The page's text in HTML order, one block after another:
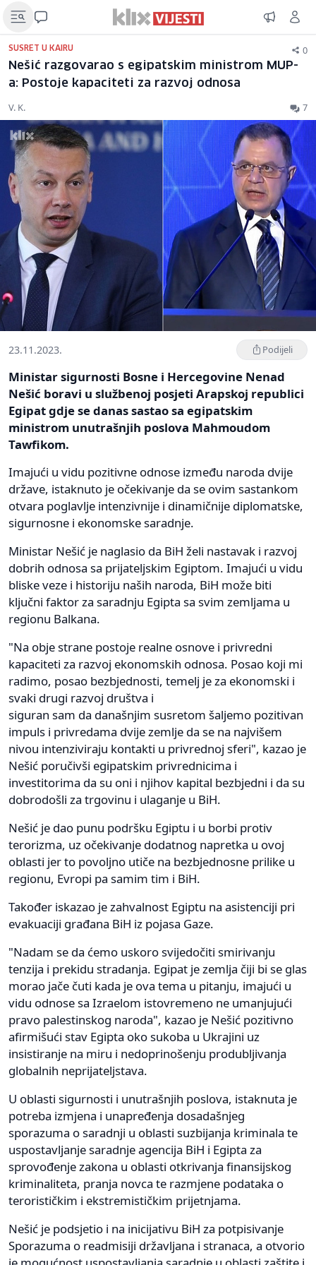
SUSRET U KAIRU 0
Nešić razgovarao s egipatskim ministrom MUP-
a: Postoje kapaciteti za razvoj odnosa
V. K. 7
23.11.2023. Podijeli
Ministar sigurnosti Bosne i Hercegovine Nenad
Nešić boravi u službenoj posjeti Arapskoj republici
Egipat gdje se danas sastao sa egipatskim
ministrom unutrašnjih poslova Mahmoudom
Tawfikom.
Imajući u vidu pozitivne odnose između naroda dvije
države, istaknuto je očekivanje da se ovim sastankom
otvara poglavlje intenzivnije i dinamičnije diplomatske,
sigurnosne i ekonomske saradnje.
Ministar Nešić je naglasio da BiH želi nastavak i razvoj
dobrih odnosa sa prijateljskim Egiptom. Imajući u vidu
bliske veze i historiju naših naroda, BiH može biti
ključni faktor za saradnju Egipta sa svim zemljama u
regionu Balkana.
"Na obje strane postoje realne osnove i privredni
kapaciteti za razvoj ekonomskih odnosa. Posao koji mi
radimo, posao bezbjednosti, temelj je za ekonomski i
svaki drugi razvoj društva i
siguran sam da današnjim susretom šaljemo pozitivan
impuls i privredama dvije zemlje da se na najvišem
nivou intenziviraju kontakti u privrednoj sferi", kazao je
Nešić poručivši egipatskim privrednicima i
investitorima da su oni i njihov kapital bezbjedni i da su
dobrodošli za trgovinu i ulaganje u BiH.
Nešić je dao punu podršku Egiptu i u borbi protiv
terorizma, uz očekivanje dodatnog napretka u ovoj
oblasti jer to povoljno utiče na bezbjednosne prilike u
regionu, Evropi pa samim tim i BiH.
Također iskazao je zahvalnost Egiptu na asistenciji pri
evakuaciji građana BiH iz pojasa Gaze.
"Nadam se da ćemo uskoro svijedočiti smirivanju
tenzija i prekidu stradanja. Egipat je zemlja čiji bi se glas
morao jače čuti kada je ova tema u pitanju, imajući u
vidu odnose sa Izraelom istovremeno ne umanjujući
pravo palestinskog naroda", kazao je Nešić pozitivno
afirmišući stav Egipta oko sukoba u Ukrajini uz
insistiranje na miru i nedoprinošenju produbljivanja
globalnih neprijateljstava.
U oblasti sigurnosti i unutrašnjih poslova, istaknuta je
potreba izmjena i unapređenja dosadašnjeg
sporazuma o saradnji u oblasti suzbijanja kriminala te
uspostavljanje saradnje agencija BiH i Egipta za
sprovođenje zakona u oblasti otkrivanja finansijskog
kriminaliteta, pranja novca te razmjene podataka o
terorističkim i ekstremističkim prijetnjama.
Nešić je podsjetio i na inicijativu BiH za potpisivanje
Sporazuma o readmisiji državljana i stranaca, a otvorio